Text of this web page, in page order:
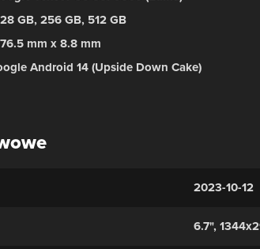
GB, 256 GB, 512 GB
mm x 8.8 mm
Android 14 (Upside Down Cake)
2023-10-12
6.7",